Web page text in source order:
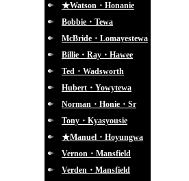
★Watson・Honanie
Bobbie・Tewa
McBride・Lomayestewa
Billie・Ray・Hawee
Ted・Wadsworth
Hubert・Yowytewa
Norman・Honie・Sr
Tony・Kyasyousie
★Manuel・Hoyungwa
Vernon・Mansfield
Verden・Mansfield